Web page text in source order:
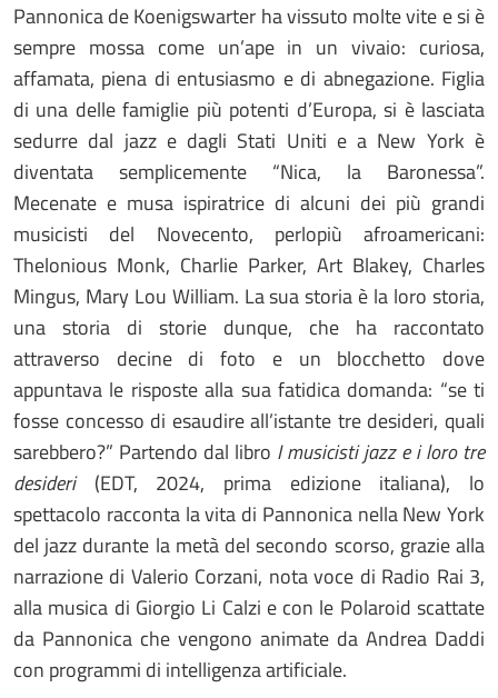
Pannonica de Koenigswarter ha vissuto molte vite e si è
sempre mossa come un’ape in un vivaio: curiosa,
affamata, piena di entusiasmo e di abnegazione. Figlia
di una delle famiglie più potenti d’Europa, si è lasciata
sedurre dal jazz e dagli Stati Uniti e a New York è
diventata semplicemente “Nica, la Baronessa”.
Mecenate e musa ispiratrice di alcuni dei più grandi
musicisti del Novecento, perlopiù afroamericani:
Thelonious Monk, Charlie Parker, Art Blakey, Charles
Mingus, Mary Lou William. La sua storia è la loro storia,
una storia di storie dunque, che ha raccontato
attraverso decine di foto e un blocchetto dove
appuntava le risposte alla sua fatidica domanda: “se ti
fosse concesso di esaudire all’istante tre desideri, quali
sarebbero?” Partendo dal libro I musicisti jazz e i loro tre
desideri (EDT, 2024, prima edizione italiana), lo
spettacolo racconta la vita di Pannonica nella New York
del jazz durante la metà del secondo scorso, grazie alla
narrazione di Valerio Corzani, nota voce di Radio Rai 3,
alla musica di Giorgio Li Calzi e con le Polaroid scattate
da Pannonica che vengono animate da Andrea Daddi
con programmi di intelligenza artificiale.